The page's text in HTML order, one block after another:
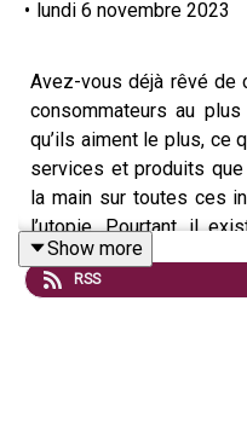
• lundi 6 novembre 2023
Avez-vous déjà rêvé de
consommateurs au
qu’ils aiment le plus, ce
services et produits
la main sur toutes ces
l’utopie. Pourtant, il
combinées, permettent
ces données. Il s'agit
Show more
RSS